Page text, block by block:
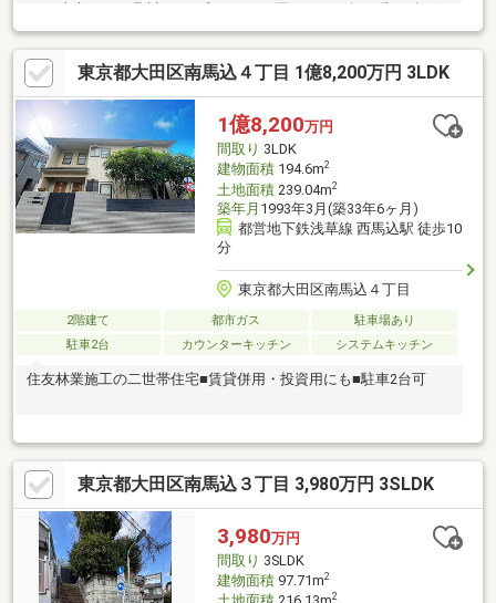
えし、「納得して選ぶ
東京都大田区南馬込４丁目 1億8,200万円 3LDK
1億8,200万円
間取り 3LDK
建物面積194.6m2
土地面積239.04m2
築年月 1993年3月(築33年6ヶ月)
都営地下鉄浅草線 西馬込駅 徒歩10
分
東京都大田区南馬込４丁目
2階建て 都市ガス
駐車場あり
駐車2台
カウンターキッチン システムキッチン
住友林業施工の二世帯住宅■賃貸併用・投資用にも■駐車2台可
東京都大田区南馬込３丁目 3,980万円 3SLDK
3,980万円
間取り 3SLDK
建物面積97.71m2
2